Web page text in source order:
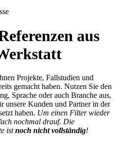
aus
Projekte, Fallstudien und
gemacht haben. Nutzen Sie den
Sprache oder auch Branche aus,
unsere Kunden und Partner in der
haben. Um einen Filter wieder
nochmal drauf. Die
istnoch nicht vollständig!